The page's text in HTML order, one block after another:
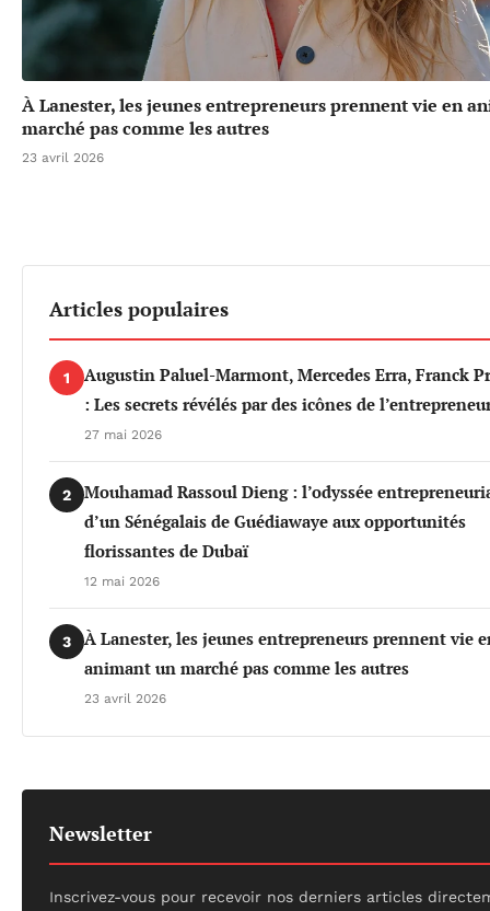
À Lanester, les jeunes entrepreneurs prennent vie en
marché pas comme les autres
23 avril 2026
Articles populaires
1
Augustin Paluel-Marmont, Mercedes Erra, Franck
: Les secrets révélés par des icônes de
27 mai 2026
2
Mouhamad Rassoul Dieng : l’odyssée
d’un Sénégalais de Guédiawaye aux opportunités
florissantes de Dubaï
12 mai 2026
3
À Lanester, les jeunes entrepreneurs prennent vie
animant un marché pas comme les autres
23 avril 2026
Newsletter
Inscrivez-vous pour recevoir nos derniers articles